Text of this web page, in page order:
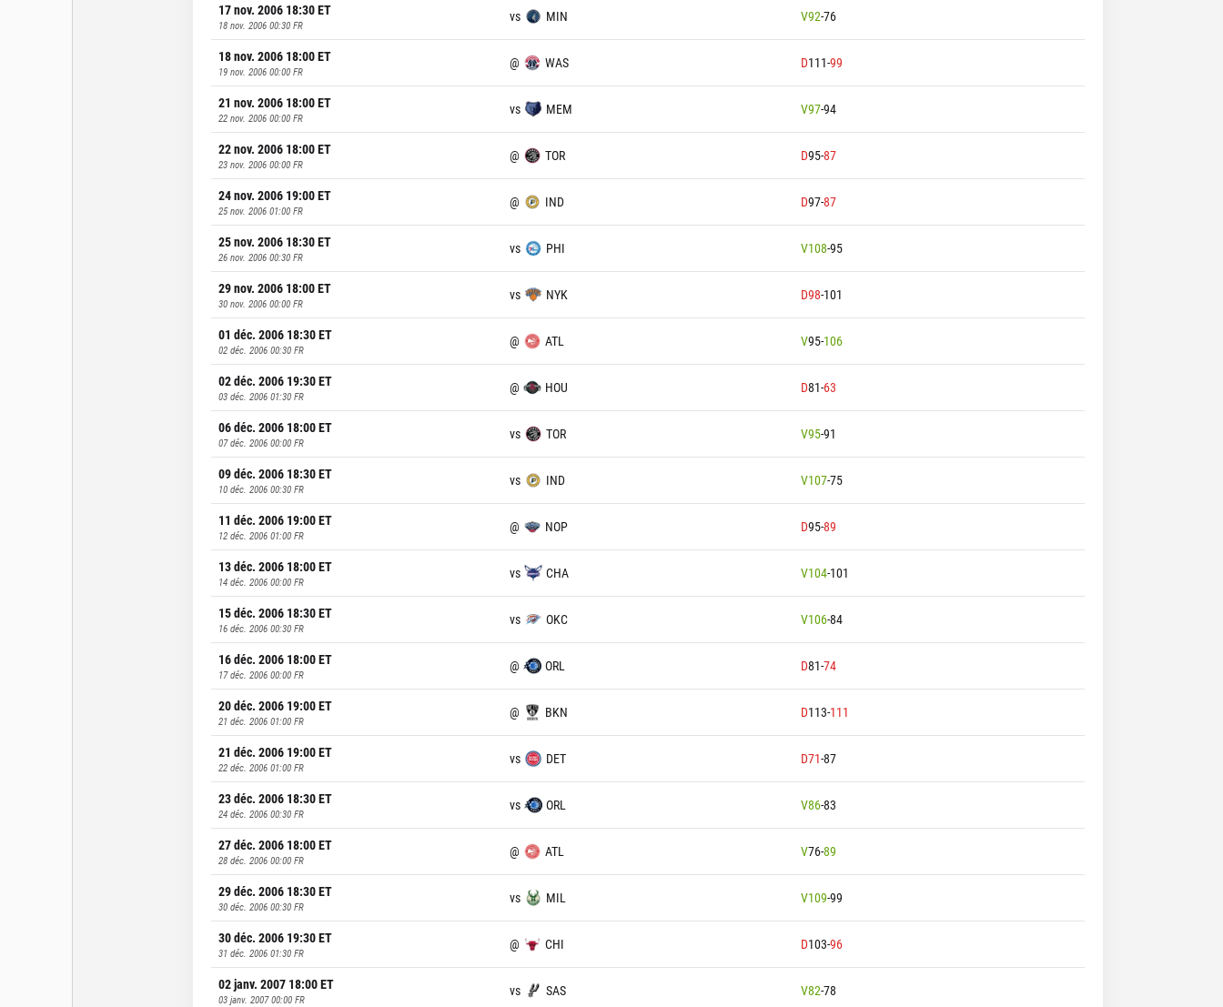
17 nov. 2006 18:30ET
18 nov. 2006 00:30 FR
vs MIN V92-76
18 nov. 2006 18:00ET
19 nov. 2006 00:00 FR
@ WAS D111-99
21 nov. 2006 18:00ET
22 nov. 2006 00:00 FR
vs MEM V97-94
22 nov. 2006 18:00ET
23 nov. 2006 00:00 FR
@ TOR D95-87
24 nov. 2006 19:00ET
25 nov. 2006 01:00 FR
@ IND D97-87
25 nov. 2006 18:30ET
26 nov. 2006 00:30 FR
vs PHI V108-95
29 nov. 2006 18:00ET
30 nov. 2006 00:00 FR
vs NYK D98-101
01 déc. 2006 18:30ET
02 déc. 2006 00:30 FR
@ ATL V95-106
02 déc. 2006 19:30ET
03 déc. 2006 01:30 FR
@ HOU D81-63
06 déc. 2006 18:00ET
07 déc. 2006 00:00 FR
vs TOR V95-91
09 déc. 2006 18:30ET
10 déc. 2006 00:30 FR
vs IND V107-75
11 déc. 2006 19:00ET
12 déc. 2006 01:00 FR
@ NOP D95-89
13 déc. 2006 18:00ET
14 déc. 2006 00:00 FR
vs CHA V104-101
15 déc. 2006 18:30ET
16 déc. 2006 00:30 FR
vs OKC V106-84
16 déc. 2006 18:00ET
17 déc. 2006 00:00 FR
@ ORL D81-74
20 déc. 2006 19:00ET
21 déc. 2006 01:00 FR
@ BKN D113-111
21 déc. 2006 19:00ET
22 déc. 2006 01:00 FR
vs DET D71-87
23 déc. 2006 18:30ET
24 déc. 2006 00:30 FR
vs ORL V86-83
27 déc. 2006 18:00ET
28 déc. 2006 00:00 FR
@ ATL V76-89
29 déc. 2006 18:30ET
30 déc. 2006 00:30 FR
vs MIL V109-99
30 déc. 2006 19:30ET
31 déc. 2006 01:30 FR
@ CHI D103-96
02 janv. 2007 18:00ET
03 janv. 2007 00:00 FR
vs SAS V82-78